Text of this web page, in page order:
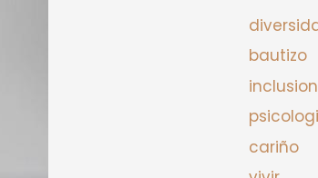
bautizo
inclusion
cariño